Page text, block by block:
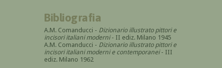
Bibliografia
A.M. Comanducci - Dizionario illustrato pittori e
incisori italiani moderni- II ediz. Milano 1945
A.M. Comanducci - Dizionario illustrato pittori e
incisori italiani moderni e contemporanei- III
ediz. Milano 1962